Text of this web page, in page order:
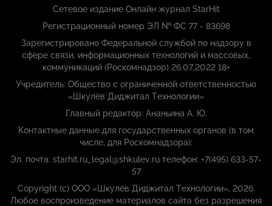
Сетевое издание Онлайн журнал StarHit
Регистрационный номер ЭЛ № ФС 77 - 83698
Зарегистрировано Федеральной службой по надзору в
сфере связи, информационных технологий и массовых,
коммуникаций (Роскомнадзор) 26.07.2022 18+
Учредитель: Общество с ограниченной ответственностью
«Шкулёв Диджитал Технологии»
Главный редактор: Ананьина А. Ю.
Контактные данные для государственных органов (в том
числе, для Роскомнадзора):
Эл. почта: starhit.ru_legal@shkulev.ru телефон: +7(495) 633-57-
57
Copyright (с) ООО «Шкулёв Диджитал Технологии», 2026.
Любое воспроизведение материалов сайта без разрешения